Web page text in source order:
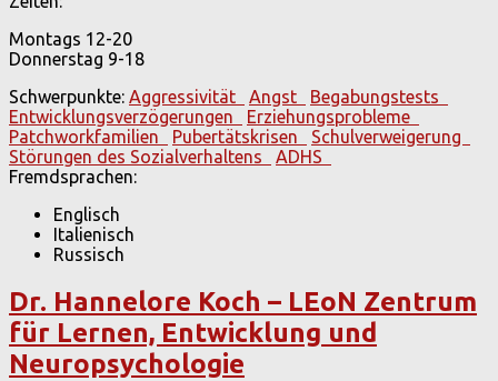
Montags 12-20
Donnerstag 9-18
Schwerpunkte: Aggressivität Angst
Begabungstests
Entwicklungsverzögerungen
Erziehungsprobleme
Patchworkfamilien
Pubertätskrisen
Schulverweigerung
Störungen des Sozialverhaltens
ADHS
Fremdsprachen:
Englisch
Italienisch
Russisch
Dr. Hannelore Koch – LEoN Zentrum
für Lernen, Entwicklung und
Neuropsychologie